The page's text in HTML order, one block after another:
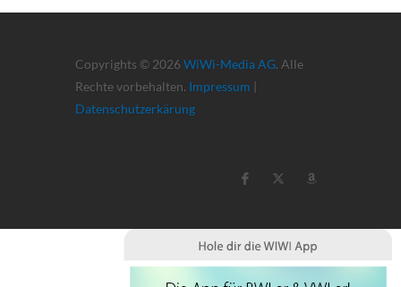
Copyrights © 2026 WiWi-Media AG. Alle
Rechte vorbehalten. Impressum |
Datenschutzerkärung